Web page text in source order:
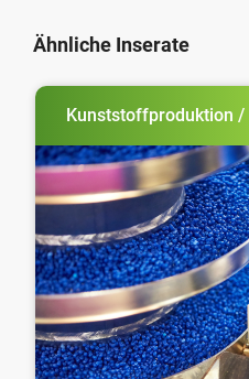
Ähnliche Inserate
Kunststoffproduktion